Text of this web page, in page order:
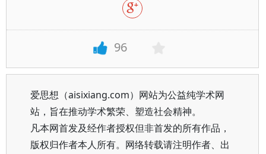
96
爱思想（aisixiang.com）网站为公益纯学术网
站，旨在推动学术繁荣、塑造社会精神。
凡本网首发及经作者授权但非首发的所有作品，
版权归作者本人所有。网络转载请注明作者、出